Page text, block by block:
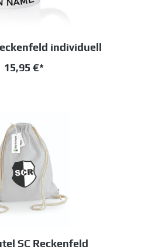
individuell
15,95 €*
SC Reckenfeld